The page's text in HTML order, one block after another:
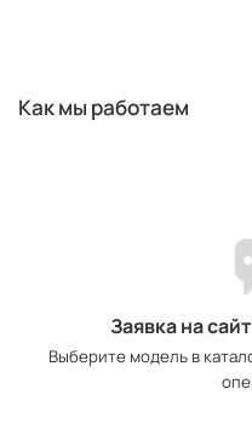
Как мы работаем
Заявка на
Выберите модель в